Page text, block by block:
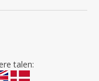
talen: